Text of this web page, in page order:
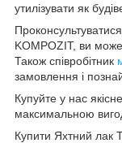
утилізувати як
KOMPOZIT, ви
Також співробітник
замовлення і
Купуйте у нас
максимальною
Купити Яхтний лак